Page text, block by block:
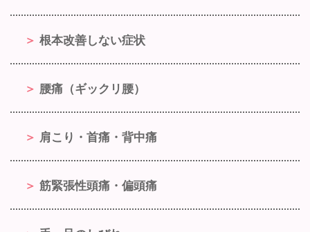
根本改善しない症状
腰痛（ギックリ腰）
肩こり・首痛・背中痛
筋緊張性頭痛・偏頭痛